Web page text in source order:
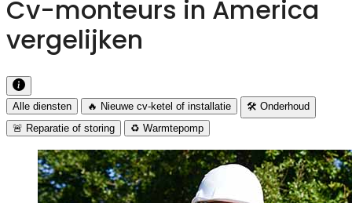
Cv-monteurs in America
vergelijken
Alle diensten 🔥 Nieuwe cv-ketel of installatie
🛠️ Onderhoud
🚨 Reparatie of storing
♻️ Warmtepomp